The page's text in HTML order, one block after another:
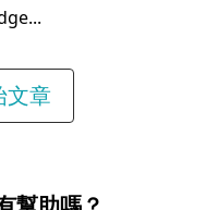
文章